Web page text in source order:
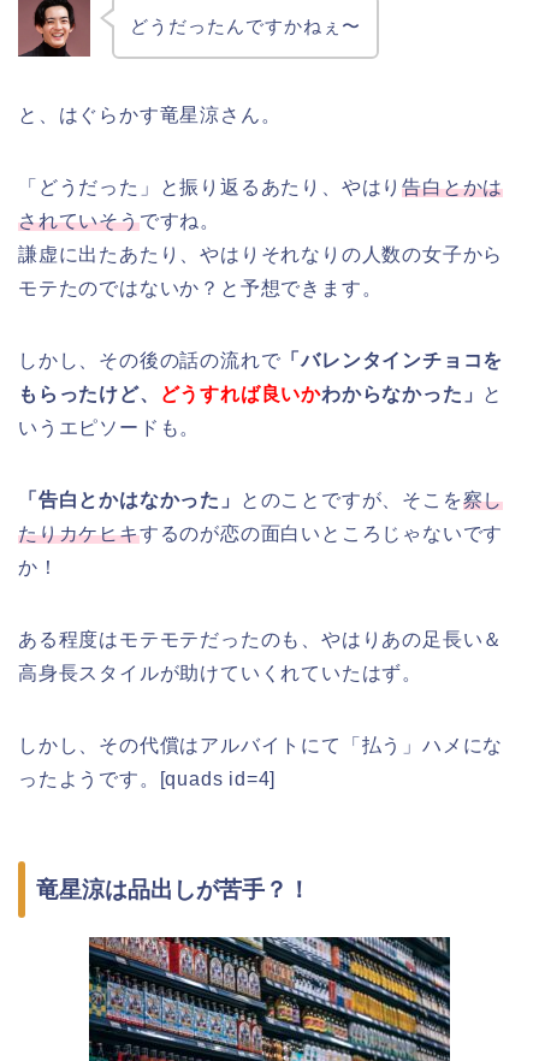
どうだったんですかねぇ〜
と、はぐらかす竜星涼さん。
「どうだった」と振り返るあたり、やはり告白とかは
されていそうですね。
謙虚に出たあたり、やはりそれなりの人数の女子から
モテたのではないか？と予想できます。
しかし、その後の話の流れで 「バレンタインチョコを
もらったけど、
どうすれば良いかわからなかった」 と
いうエピソードも。
「告白とかはなかった」 とのことですが、そこを察し
たりカケヒキするのが恋の面白いところじゃないです
か！
ある程度はモテモテだったのも、やはりあの足長い＆
高身長スタイルが助けていくれていたはず。
しかし、その代償はアルバイトにて「払う」ハメにな
ったようです。[quads id=4]
竜星涼は品出しが苦手？！